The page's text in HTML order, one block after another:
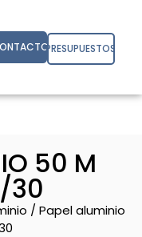
PRESUPUESTOS
50 M
30
/ Papel aluminio